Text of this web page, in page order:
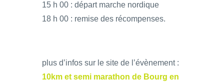
15 h 00 : départ marche nordique
18 h 00 : remise des récompenses.
plus d’infos sur le site de l’évènement :
10km et semi marathon de Bourg en